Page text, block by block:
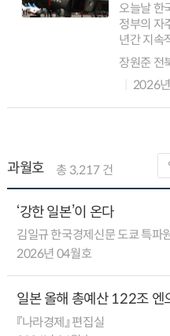
오늘날 한
정부의 자
년간 지속
산물이다.
머물렀던
투자와
장원준 전
2026
과월호 총 3,217 건
‘강한 일본’이 온다
김일규 한국경제신문 도쿄 특파
2026년 04월호
일본 올해 총예산 122조
필요 분야 1순위는 ‘경제·기술
『나라경제』 편집실